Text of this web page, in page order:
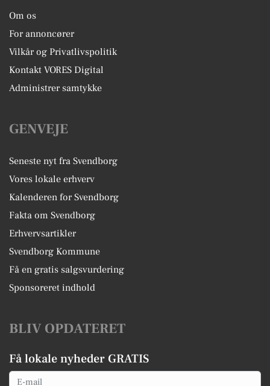
Om os
For annoncører
Vilkår og Privatlivspolitik
Kontakt VORES Digital
Administrer samtykke
GENVEJE
Seneste nyt fra Svendborg
Vores lokale erhverv
Kalenderen for Svendborg
Fakta om Svendborg
Erhvervsartikler
Svendborg Kommune
Få en gratis salgsvurdering
Sponsoreret indhold
BLIV OPDATERET
Få lokale nyheder GRATIS
Email